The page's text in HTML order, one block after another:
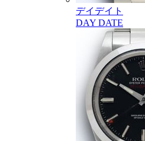
デイデイト
DAY DATE